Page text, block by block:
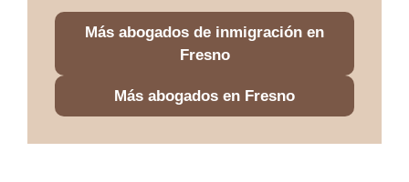
Más abogados de inmigración en
Fresno
Más abogados en Fresno